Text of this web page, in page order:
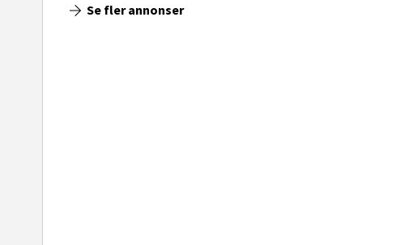
Se fler annonser